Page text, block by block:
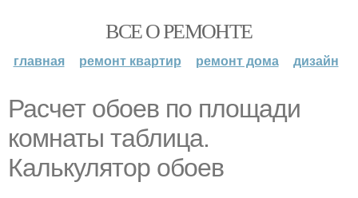
ВСЕ О РЕМОНТЕ
главная ремонт квартир ремонт дома дизайн
Расчет обоев по площади
комнаты таблица.
Калькулятор обоев